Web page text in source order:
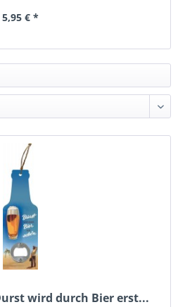
5,95 € *
wird durch Bier erst...